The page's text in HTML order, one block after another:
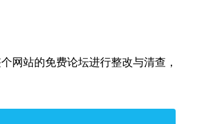
网站的免费论坛进行整改与清查，